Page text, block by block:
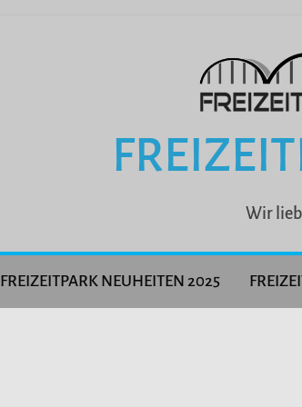
Wir
FREIZEITPARK NEUHEITEN 2025